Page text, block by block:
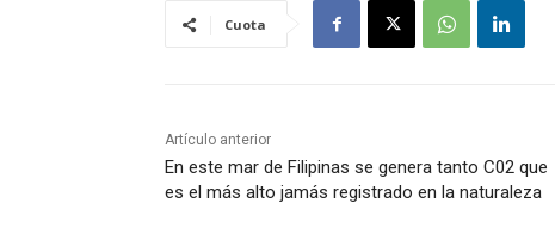
Cuota
Artículo anterior
En este mar de Filipinas se genera tanto C02 que
es el más alto jamás registrado en la naturaleza